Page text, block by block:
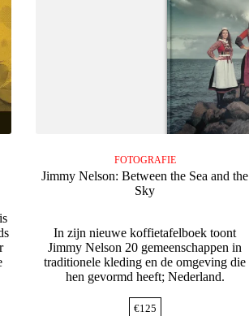
FOTOGRAFIE
Jimmy Nelson: Between the Sea and the
Sky
In zijn nieuwe koffietafelboek toont
Jimmy Nelson 20 gemeenschappen in
traditionele kleding en de omgeving die
hen gevormd heeft; Nederland.
€125